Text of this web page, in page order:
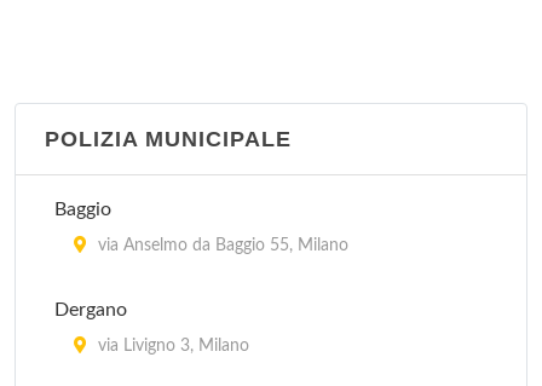
Istituto Europeo Di Oncologia
Istituto Ortopedico Gaetano Pini
Ospedale Niguarda Ca' Granda
POLIZIA MUNICIPALE
Baggio
via Anselmo da Baggio 55, Milano
Dergano
via Livigno 3, Milano